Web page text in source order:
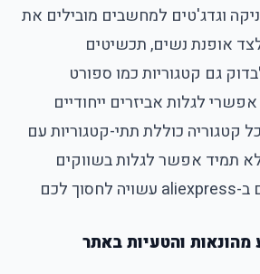
וגדג'טים למחשבים מובילים את
אופנת נשים, תכשיטים
גם קטגוריות כמו ספורט
לגלות אביזרים ייחודיים
קטגוריה כוללת תתי-קטגוריות עם
תמיד אפשר לגלות בשווקים
מקומיים, ולכן קנייתם ב-aliexpress עשויה לחסוך לכם
והטעיות באתר